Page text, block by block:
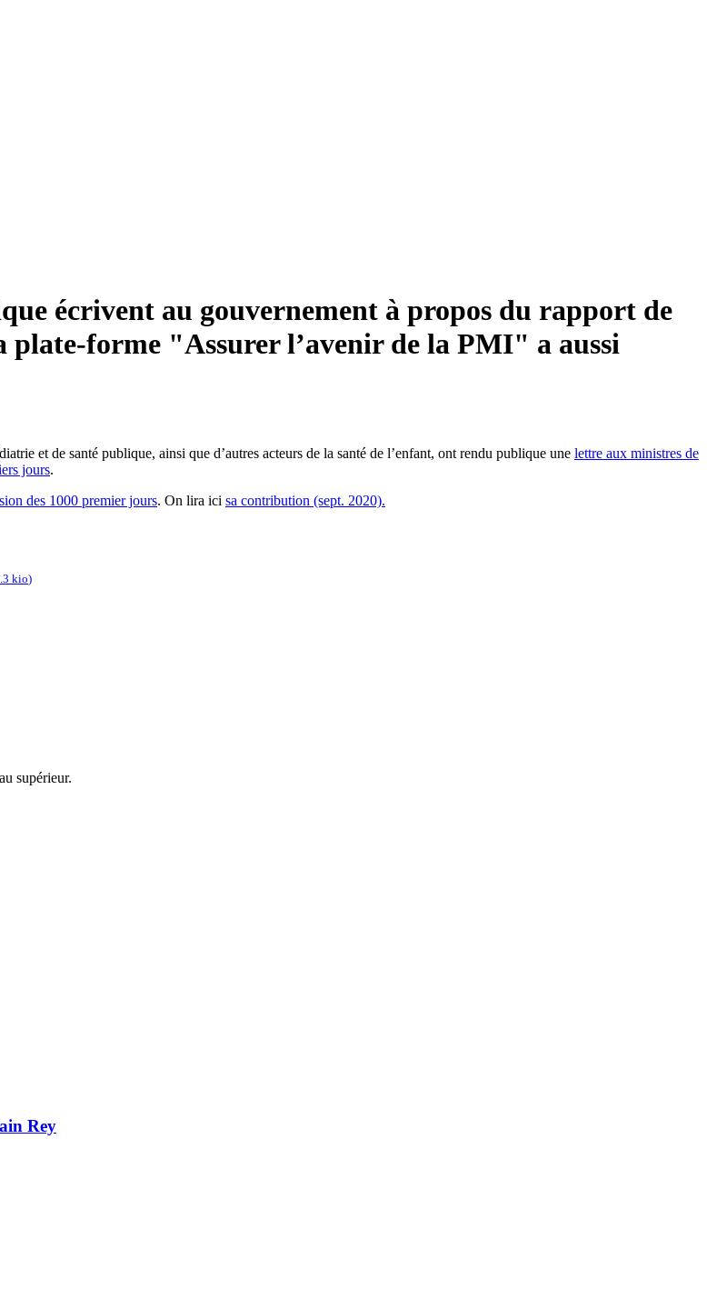
écrivent au gouvernement à propos du rapport de
plate-forme "Assurer l’avenir de la PMI" a aussi
et de santé publique, ainsi que d’autres acteurs de la santé de l’enfant, ont rendu publique une lettre aux ministres de
jours.
des 1000 premier jours. On lira ici sa contribution (sept. 2020).
kio)
supérieur.
Rey